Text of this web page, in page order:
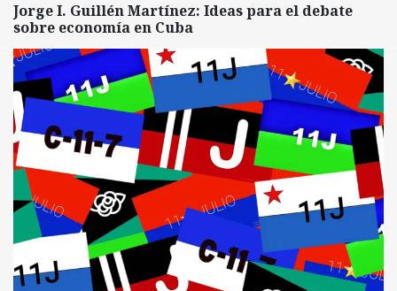
Jorge I. Guillén Martínez: Ideas para el debate
sobre economía en Cuba